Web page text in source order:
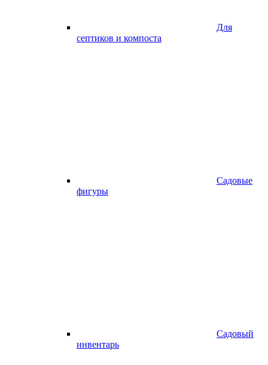
Для
септиков и компоста
Садовые
фигуры
Садовый
инвентарь